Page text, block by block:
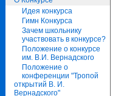
Идея конкурса
Гимн Конкурса
Зачем школьнику
участвовать в конкурсе?
Положение о конкурсе
им. В.И. Вернадского
Положение о
конференции "Тропой
открытий В. И.
Вернадского"